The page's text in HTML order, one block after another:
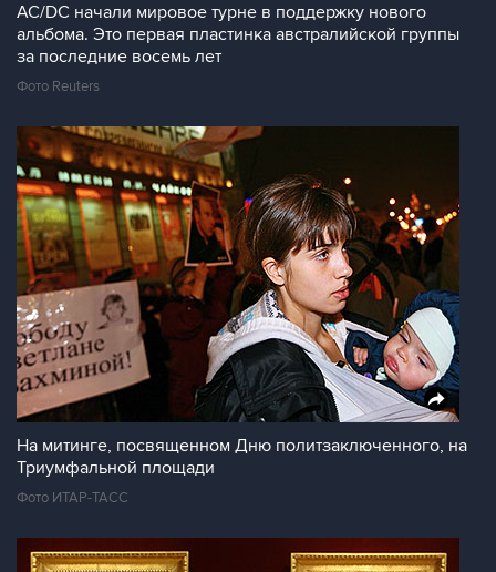
AC/DC начали мировое турне в поддержку нового
альбома. Это первая пластинка австралийской группы
за последние восемь лет
Фото Reuters
На митинге, посвященном Дню политзаключенного, на
Триумфальной площади
Фото ИТАР-ТАСС